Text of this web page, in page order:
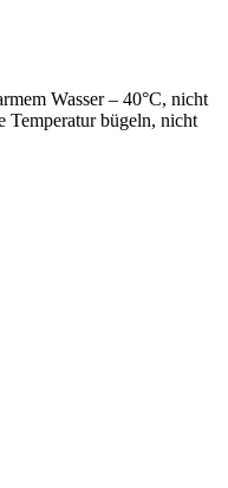
Wasser – 40°C, nicht
Temperatur bügeln, nicht